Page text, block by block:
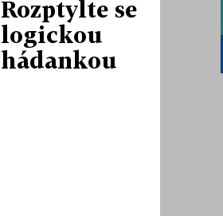
Rozptylte se
logickou
hádankou